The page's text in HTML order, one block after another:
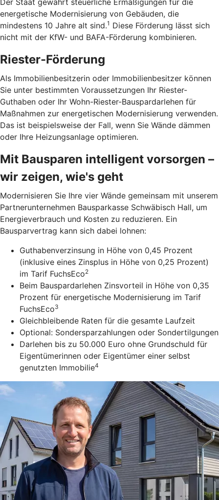
energetische Modernisierung von Gebäuden, die
mindestens 10 Jahre alt sind.1 Diese Förderung lässt sich
nicht mit der KfW- und BAFA-Förderung kombinieren.
Riester-Förderung
Als Immobilienbesitzerin oder Immobilienbesitzer können
Sie unter bestimmten Voraussetzungen Ihr Riester-
Guthaben oder Ihr Wohn-Riester-Bau­spardarlehen für
Maßnahmen zur energetischen Modernisierung verwenden.
Das ist beispielsweise der Fall, wenn Sie Wände dämmen
oder Ihre Heizungsanlage optimieren.
Mit Bausparen intelligent vorsorgen –
wir zeigen, wie's geht
Modernisieren Sie Ihre vier Wände gemeinsam mit unserem
Partnerunternehmen Bausparkasse Schwäbisch Hall, um
Energieverbrauch und Kosten zu reduzieren. Ein
Bausparvertrag kann sich dabei lohnen:
Guthabenverzinsung in Höhe von 0,45 Prozent
(inklusive eines Zinsplus in Höhe von 0,25 Prozent)
im Tarif FuchsEco2
Beim Bauspardarlehen Zinsvorteil in Höhe von 0,35
Prozent für energetische Modernisierung im Tarif
FuchsEco3
Gleichbleibende Raten für die gesamte Laufzeit
Optional: Sondersparzahlungen oder Sondertilgungen
Darlehen bis zu 50.000 Euro ohne Grundschuld für
Eigentümerinnen oder Eigentümer einer selbst
genutzten Immobilie4